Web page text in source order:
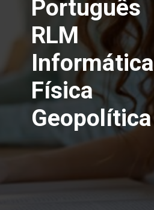
Português
RLM
Informática
Física
Geopolítica